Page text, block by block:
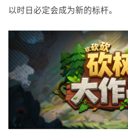
以时日必定会成为新的标杆。